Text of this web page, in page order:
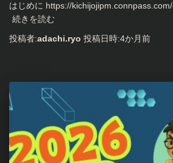
はじめに https://
続きを読む
投稿者:adachi.ryo 投稿日時:4か月前